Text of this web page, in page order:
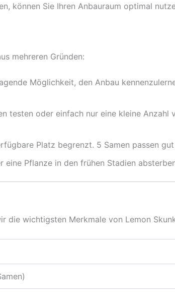
können Sie Ihren Anbauraum optimal
mehreren Gründen:
Möglichkeit, den Anbau
testen oder einfach nur eine kleine
Platz begrenzt. 5 Samen passen
eine Pflanze in den frühen Stadien
die wichtigsten Merkmale von Lemon